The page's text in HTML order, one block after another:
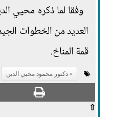
وفقا لما ذكره محيي
العديد من الخطوات
قمة المناخ.
دكتور محمود محيي الدين
⇧